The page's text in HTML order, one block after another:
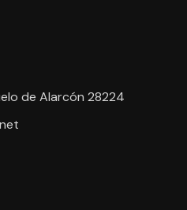
de Alarcón 28224